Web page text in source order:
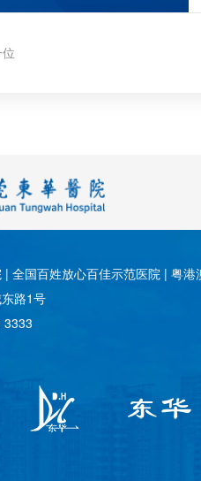
| 全国百姓放心百佳示范医院 | 粤
路1号
3333